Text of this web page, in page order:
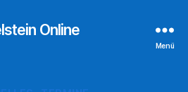
Online
Menü